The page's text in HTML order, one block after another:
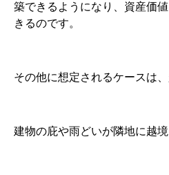
築できるようになり、資産価
きるのです。
その他に想定されるケースは
建物の庇や雨どいが隣地に越境